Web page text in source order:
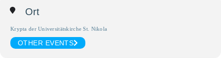
Ort
Krypta der Universitätskirche St. Nikola
OTHER EVENTS